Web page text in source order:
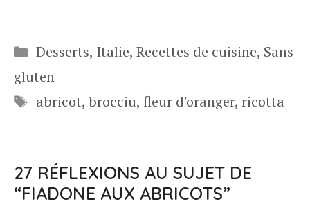
Catégories
Desserts, Italie, Recettes de cuisine, Sans
gluten
Étiquettes
abricot, brocciu, fleur d'oranger, ricotta
27 RÉFLEXIONS AU SUJET DE
“FIADONE AUX ABRICOTS”